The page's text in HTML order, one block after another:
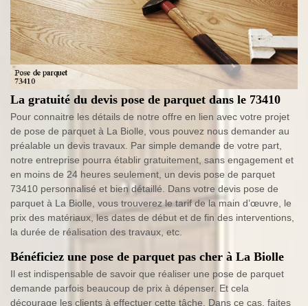
La gratuité du devis pose de parquet dans le 73410
Pour connaitre les détails de notre offre en lien avec votre projet
de pose de parquet à La Biolle, vous pouvez nous demander au
préalable un devis travaux. Par simple demande de votre part,
notre entreprise pourra établir gratuitement, sans engagement et
en moins de 24 heures seulement, un devis pose de parquet
73410 personnalisé et bien détaillé. Dans votre devis pose de
parquet à La Biolle, vous trouverez le tarif de la main d’œuvre, le
prix des matériaux, les dates de début et de fin des interventions,
la durée de réalisation des travaux, etc.
Bénéficiez une pose de parquet pas cher à La Biolle
Il est indispensable de savoir que réaliser une pose de parquet
demande parfois beaucoup de prix à dépenser. Et cela
décourage les clients à effectuer cette tâche. Dans ce cas, faites